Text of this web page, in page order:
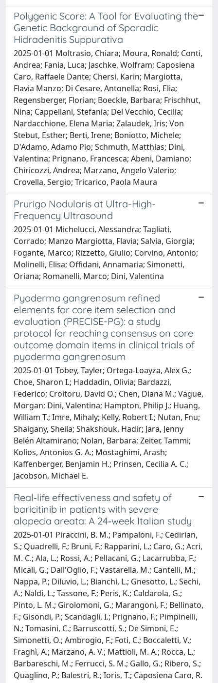
Polygenic Score: A Tool for Evaluating the
Genetic Background of Sporadic
Hidradenitis Suppurativa
2025-01-01 Moltrasio, Chiara; Moura, Ronald; Conti,
Andrea; Fania, Luca; Jaschke, Wolfram; Caposiena
Caro, Raffaele Dante; Chersi, Karin; Margiotta,
Flavia Manzo; Di Cesare, Antonella; Rosi, Elia;
Regensberger, Florian; Boeckle, Barbara; Frischhut,
Nina; Cappellani, Stefania; Del Vecchio, Cecilia;
Nardacchione, Elena Maria; Zalaudek, Iris; Von
Stebut, Esther; Berti, Irene; Boniotto, Michele;
D'Adamo, Adamo Pio; Schmuth, Matthias; Dini,
Valentina; Prignano, Francesca; Abeni, Damiano;
Chiricozzi, Andrea; Marzano, Angelo Valerio;
Crovella, Sergio; Tricarico, Paola Maura
Prurigo Nodularis at Ultra-High-
Frequency Ultrasound
2025-01-01 Michelucci, Alessandra; Tagliati,
Corrado; Manzo Margiotta, Flavia; Salvia, Giorgia;
Fogante, Marco; Rizzetto, Giulio; Corvino, Antonio;
Molinelli, Elisa; Offidani, Annamaria; Simonetti,
Oriana; Romanelli, Marco; Dini, Valentina
Pyoderma gangrenosum refined
elements for core item selection and
evaluation (PRECISE-PG): a study
protocol for reaching consensus on core
outcome domain items in clinical trials of
pyoderma gangrenosum
2025-01-01 Tobey, Tayler; Ortega-Loayza, Alex G.;
Choe, Sharon I.; Haddadin, Olivia; Bardazzi,
Federico; Croitoru, David O.; Chen, Diana M.; Vague,
Morgan; Dini, Valentina; Hampton, Philip J.; Huang,
William T.; Imre, Mihaly; Kelly, Robert I.; Nutan, Fnu;
Shaigany, Sheila; Shakshouk, Hadir; Jara, Jenny
Belén Altamirano; Nolan, Barbara; Zeiter, Tammi;
Kolios, Antonios G. A.; Mostaghimi, Arash;
Kaffenberger, Benjamin H.; Prinsen, Cecilia A. C.;
Jacobson, Michael E.
Real‐life effectiveness and safety of
baricitinib in patients with severe
alopecia areata: A 24‐week Italian study
2025-01-01 Piraccini, B. M.; Pampaloni, F.; Cedirian,
S.; Quadrelli, F.; Bruni, F.; Rapparini, L.; Caro, G.; Acri,
M. C.; Ala, L.; Rossi, A.; Pellacani, G.; Lacarrubba, F.;
Micali, G.; Dall'Oglio, F.; Vastarella, M.; Cantelli, M.;
Nappa, P.; Diluvio, L.; Bianchi, L.; Gnesotto, L.; Sechi,
A.; Naldi, L.; Tassone, F.; Peris, K.; Caldarola, G.;
Pinto, L. M.; Girolomoni, G.; Marangoni, F.; Bellinato,
F.; Gisondi, P.; Scandagli, I.; Prignano, F.; Pimpinelli,
N.; Tomasini, C.; Barruscotti, S.; De Simoni, E.;
Simonetti, O.; Ambrogio, F.; Foti, C.; Boccaletti, V.;
Fraghì, A.; Marzano, A. V.; Mattioli, M. A.; Rocca, L.;
Barbareschi, M.; Ferrucci, S. M.; Gallo, G.; Ribero, S.;
Quaglino, P.; Balestri, R.; Ioris, T.; Caposiena Caro, R.